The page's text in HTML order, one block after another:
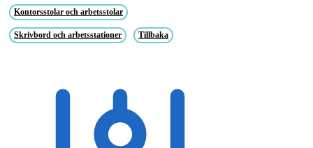
Kontorsstolar och arbetsstolar
Skrivbord och arbetsstationer Tillbaka